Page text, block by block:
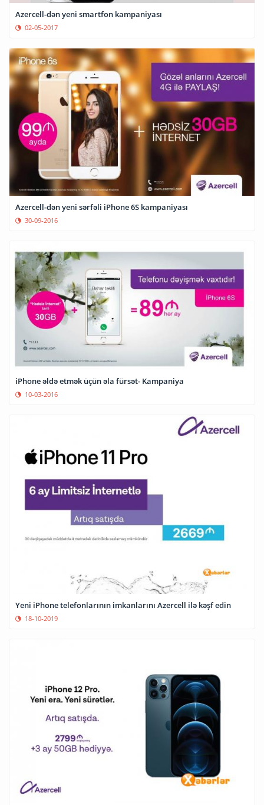
Azercell-dən yeni smartfon kampaniyası
02-05-2017
Azercell-dən yeni sərfəli iPhone 6S kampaniyası
30-09-2016
iPhone əldə etmək üçün əla fürsət- Kampaniya
10-03-2016
Yeni iPhone telefonlarının imkanlarını Azercell ilə kəşf edin
18-10-2019